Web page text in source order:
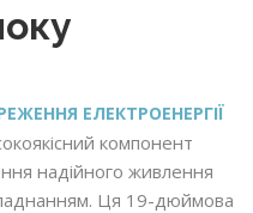
ЕЛЕКТРОЕНЕРГІЇ
компонент
надійного живлення
Ця 19-дюймова